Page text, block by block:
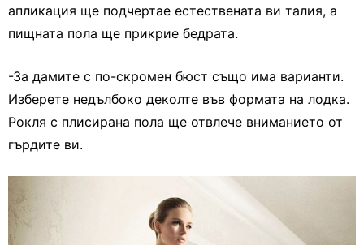
апликация ще подчертае естествената ви талия, а
пищната пола ще прикрие бедрата.
-За дамите с по-скромен бюст също има варианти.
Изберете недълбоко деколте във формата на лодка.
Рокля с плисирана пола ще отвлече вниманието от
гърдите ви.